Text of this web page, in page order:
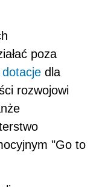
poza
dotacje dla
rozwojowi
"Go to